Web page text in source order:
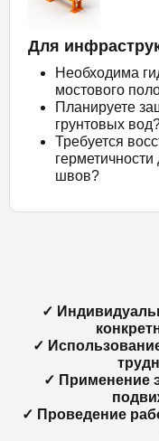
Для
Необходима
мостового
Планируете
грунтовых
Требуется
швов?
✓
✓
✓ Применение
✓ Проведение